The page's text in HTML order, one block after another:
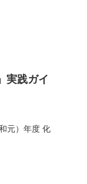
実践ガイ
元）年度 化